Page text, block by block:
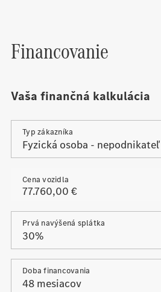
Financovanie
Vaša finančná kalkulácia
Typ zákazníka
Cena vozidla
Prvá navýšená splátka
Posledná navýšená splátka
Doba financovania